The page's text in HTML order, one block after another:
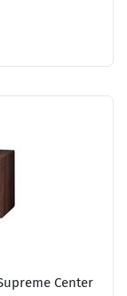
Center